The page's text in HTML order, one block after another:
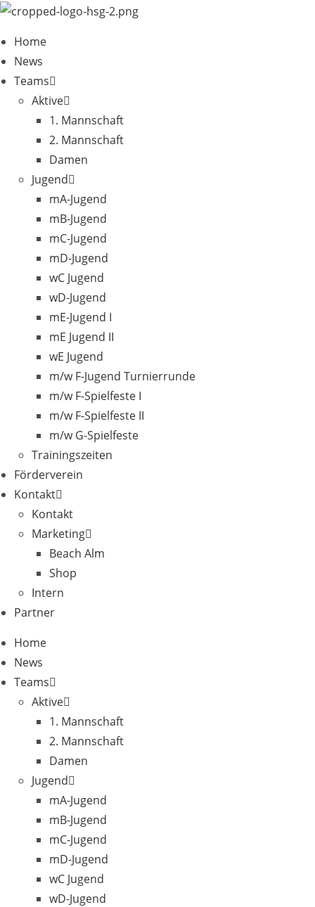
Zum
springen
Home
News
Teams
Aktive
1. Mannschaft
2. Mannschaft
Damen
Jugend
mA-Jugend
mB-Jugend
mC-Jugend
mD-Jugend
wC Jugend
wD-Jugend
mE-Jugend I
mE Jugend II
wE Jugend
m/w F-Jugend Turnierrunde
m/w F-Spielfeste I
m/w F-Spielfeste II
m/w G-Spielfeste
Trainingszeiten
Förderverein
Kontakt
Kontakt
Marketing
Beach Alm
Shop
Intern
Partner
Home
News
Teams
Aktive
1. Mannschaft
2. Mannschaft
Damen
Jugend
mA-Jugend
mB-Jugend
mC-Jugend
mD-Jugend
wC Jugend
wD-Jugend